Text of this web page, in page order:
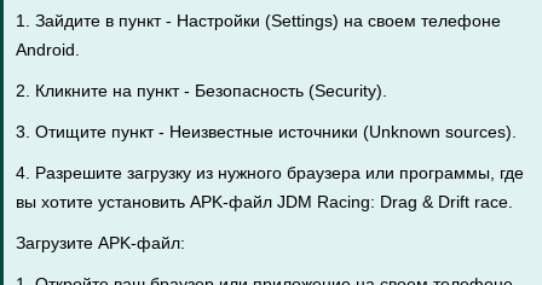
1. Зайдите в пункт - Настройки (Settings) на своем телефоне
Android.
2. Кликните на пункт - Безопасность (Security).
3. Отищите пункт - Неизвестные источники (Unknown sources).
4. Разрешите загрузку из нужного браузера или программы, где
вы хотите установить APK-файл JDM Racing: Drag & Drift race.
Загрузите APK-файл: